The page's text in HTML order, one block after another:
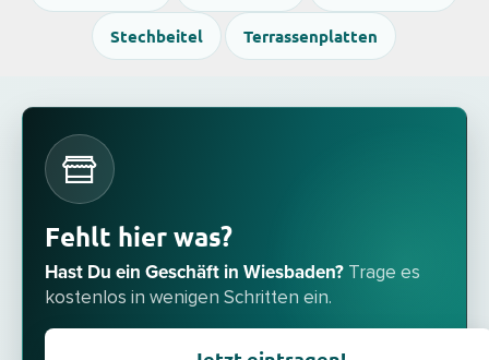
Stechbeitel Terrassenplatten
Fehlt hier was?
Hast Du ein Geschäft in Wiesbaden? Trage es
kostenlos in wenigen Schritten ein.